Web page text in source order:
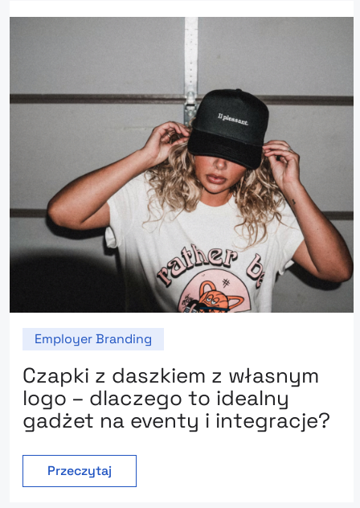
Employer Branding
Czapki z daszkiem z własnym
logo – dlaczego to idealny
gadżet na eventy i integracje?
Przeczytaj